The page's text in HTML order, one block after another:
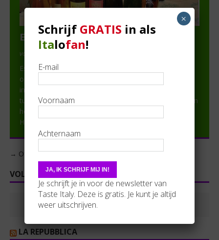
Esclusivo
van steven van raemdonck in Partner
Esclusivo is een onderneming die begin 2015 is
opgericht, en kwalitatieve Italiaanse specialiteiten
importeert, rechtstreeks van de producent, zonder
tussenpersonen, zodat de klant geen overbodige kosten
hoeft te maken voor een kwalitatief product. Esclusivo
Helena
→ Of zoek per rubriek | per regio
VOLG ONS OP FACEBOOK
LA REPUBBLICA
Schrijf GRATIS in als
Italofan!
E-mail
Voornaam
Achternaam
Je schrijft je in voor de newsletter van
Taste Italy. Deze is gratis. Je kunt je altijd
weer uitschrijven.
×